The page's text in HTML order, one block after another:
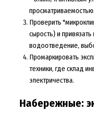
просматриваемостью.
Проверить
сырость) и
водоотведение,
Промаркировать
техники, где склад
электричества.
Набережные: